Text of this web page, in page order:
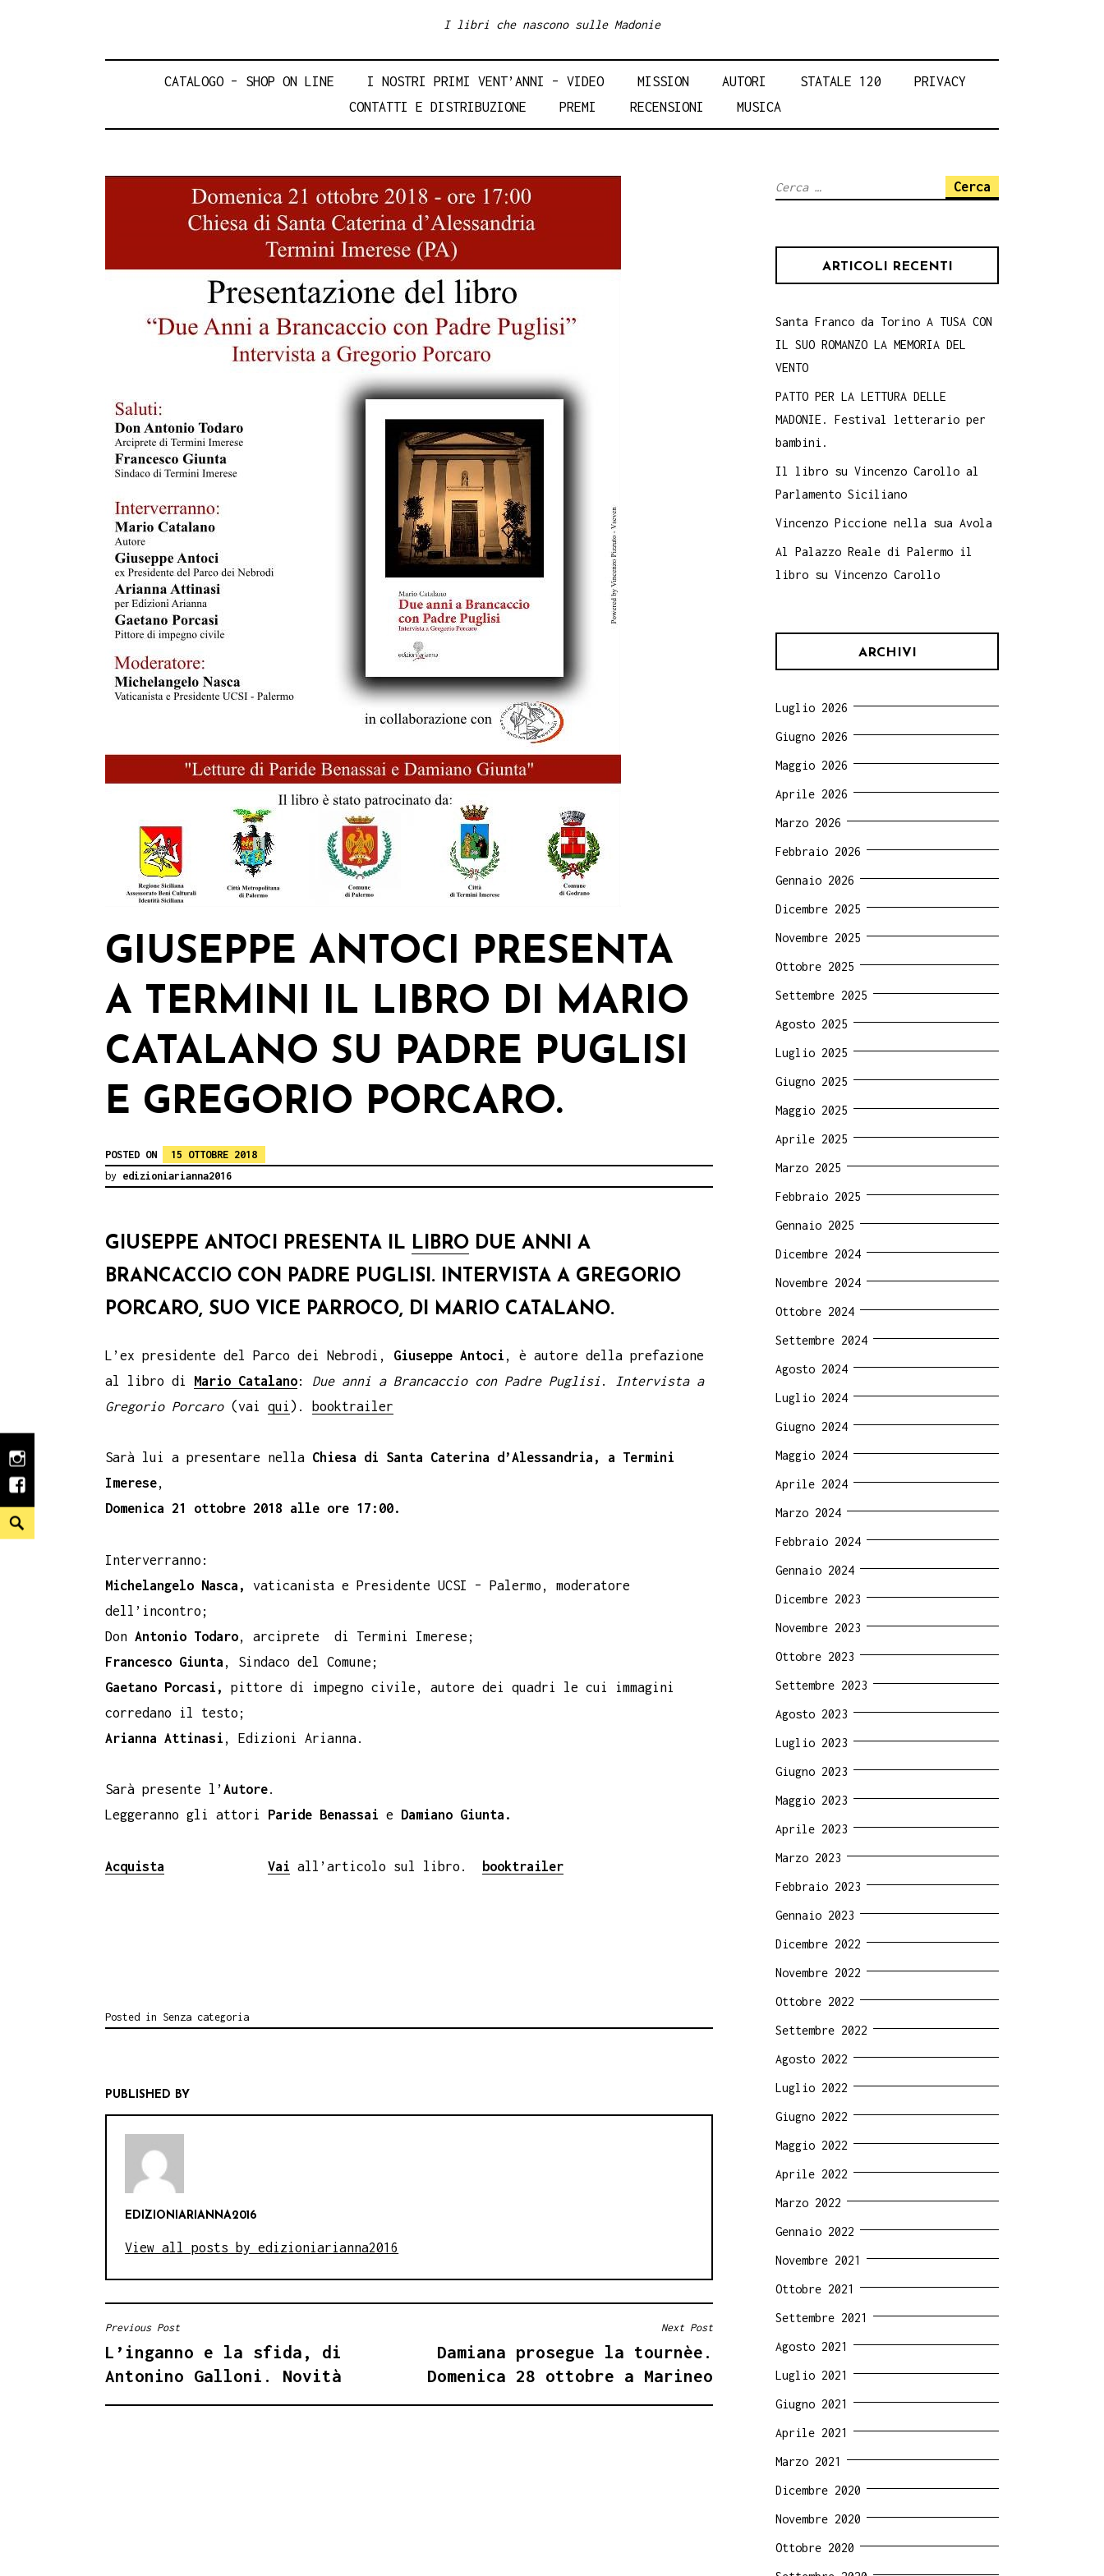
I libri che nascono sulle Madonie
CATALOGO – SHOP ON LINE I NOSTRI PRIMI VENT’ANNI – VIDEO MISSION AUTORI STATALE 120
PRIVACY
CONTATTI E DISTRIBUZIONE
PREMI RECENSIONI MUSICA
instagram
facebook
Search
GIUSEPPE ANTOCI PRESENTA
A TERMINI IL LIBRO DI MARIO
CATALANO SU PADRE PUGLISI
E GREGORIO PORCARO.
POSTED ON
15 OTTOBRE 2018
by edizioniarianna2016
GIUSEPPE ANTOCI PRESENTA IL LIBRO DUE ANNI A
BRANCACCIO CON PADRE PUGLISI. INTERVISTA A GREGORIO
PORCARO, SUO VICE PARROCO, DI MARIO CATALANO.
L’ex presidente del Parco dei Nebrodi, Giuseppe Antoci , è autore della prefazione
al libro di Mario Catalano: Due anni a Brancaccio con Padre Puglisi .
Intervista a
Gregorio Porcaro (vai qui ). booktrailer
Sarà lui a presentare nella Chiesa di Santa Caterina d’Alessandria, a Termini
Imerese,
Domenica 21 ottobre 2018 alle ore 17:00.
Interverranno:
Michelangelo Nasca, vaticanista e Presidente UCSI – Palermo, moderatore
dell’incontro;
Don Antonio Todaro, arciprete di Termini Imerese;
Francesco Giunta , Sindaco del Comune;
Gaetano Porcasi,
pittore di impegno civile, autore dei quadri le cui immagini
corredano il testo;
Arianna Attinasi , Edizioni Arianna.
Sarà presente l’Autore.
Leggeranno gli attori
Paride Benassai e Damiano Giunta.
Acquista Vai all’articolo sul libro. booktrailer
Posted in Senza categoria
PUBLISHED BY
EDIZIONIARIANNA2016
View all posts by edizioniarianna2016
NAVIGAZIONE
ARTICOLI
Previous Post
L’inganno e la sfida, di
Antonino Galloni. Novità
Next Post
Damiana prosegue la tournèe.
Domenica 28 ottobre a Marineo
Ricerca
ARTICOLI RECENTI
Santa Franco da Torino A TUSA CON
IL SUO ROMANZO LA MEMORIA DEL
VENTO
PATTO PER LA LETTURA DELLE
MADONIE. Festival letterario per
bambini.
Il libro su Vincenzo Carollo al
Parlamento Siciliano
Vincenzo Piccione nella sua Avola
Al Palazzo Reale di Palermo il
libro su Vincenzo Carollo
ARCHIVI
Luglio 2026
Giugno 2026
Maggio 2026
Aprile 2026
Marzo 2026
Febbraio 2026
Gennaio 2026
Dicembre 2025
Novembre 2025
Ottobre 2025
Settembre 2025
Agosto 2025
Luglio 2025
Giugno 2025
Maggio 2025
Aprile 2025
Marzo 2025
Febbraio 2025
Gennaio 2025
Dicembre 2024
Novembre 2024
Ottobre 2024
Settembre 2024
Agosto 2024
Luglio 2024
Giugno 2024
Maggio 2024
Aprile 2024
Marzo 2024
Febbraio 2024
Gennaio 2024
Dicembre 2023
Novembre 2023
Ottobre 2023
Settembre 2023
Agosto 2023
Luglio 2023
Giugno 2023
Maggio 2023
Aprile 2023
Marzo 2023
Febbraio 2023
Gennaio 2023
Dicembre 2022
Novembre 2022
Ottobre 2022
Settembre 2022
Agosto 2022
Luglio 2022
Giugno 2022
Maggio 2022
Aprile 2022
Marzo 2022
Gennaio 2022
Novembre 2021
Ottobre 2021
Settembre 2021
Agosto 2021
Luglio 2021
Giugno 2021
Aprile 2021
Marzo 2021
Dicembre 2020
Novembre 2020
Ottobre 2020